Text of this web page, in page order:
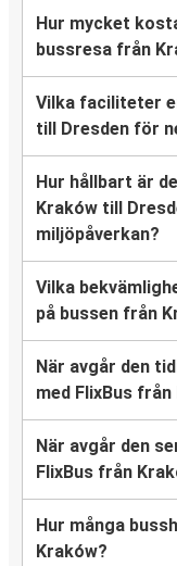
Hur mycket
bussresa från
Vilka faciliteter
till Dresden för
Hur hållbart är
Kraków till
miljöpåverkan?
Vilka
på bussen från
När avgår den
med FlixBus
När avgår den
FlixBus från
Hur många
Kraków?